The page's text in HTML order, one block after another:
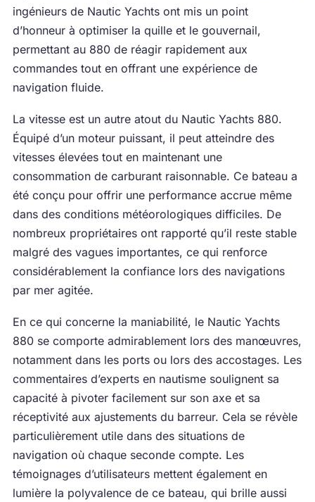
ingénieurs de Nautic Yachts ont mis un point
d’honneur à optimiser la quille et le gouvernail,
permettant au 880 de réagir rapidement aux
commandes tout en offrant une expérience de
navigation fluide.
La vitesse est un autre atout du Nautic Yachts 880.
Équipé d’un moteur puissant, il peut atteindre des
vitesses élevées tout en maintenant une
consommation de carburant raisonnable. Ce bateau a
été conçu pour offrir une performance accrue même
dans des conditions météorologiques difficiles. De
nombreux propriétaires ont rapporté qu’il reste stable
malgré des vagues importantes, ce qui renforce
considérablement la confiance lors des navigations
par mer agitée.
En ce qui concerne la maniabilité, le Nautic Yachts
880 se comporte admirablement lors des manœuvres,
notamment dans les ports ou lors des accostages. Les
commentaires d’experts en nautisme soulignent sa
capacité à pivoter facilement sur son axe et sa
réceptivité aux ajustements du barreur. Cela se révèle
particulièrement utile dans des situations de
navigation où chaque seconde compte. Les
témoignages d’utilisateurs mettent également en
lumière la polyvalence de ce bateau, qui brille aussi